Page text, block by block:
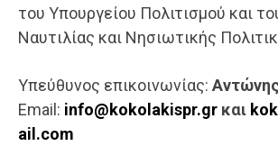
του Υπουργείου Πολιτισμού και
Ναυτιλίας και Νησιωτικής
Υπεύθυνος επικοινωνίας:
Email: info@kokolakispr.gr και
ail.com